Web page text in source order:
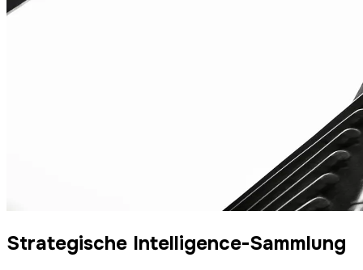
Strategische Intelligence-Sammlung